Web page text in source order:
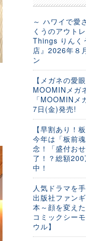
～ ハワイで愛
くうのアウト
Things りんく
店』2026年８
ン
【メガネの愛
MOOMINメガ
「MOOMINメ
7日(金)発売!
【早割あり！
今年は「板前
念！「盛付お
了！？総額
中！
人気ドラマを
出版社ファン
本～顔を変え
コミックシー
ウル】